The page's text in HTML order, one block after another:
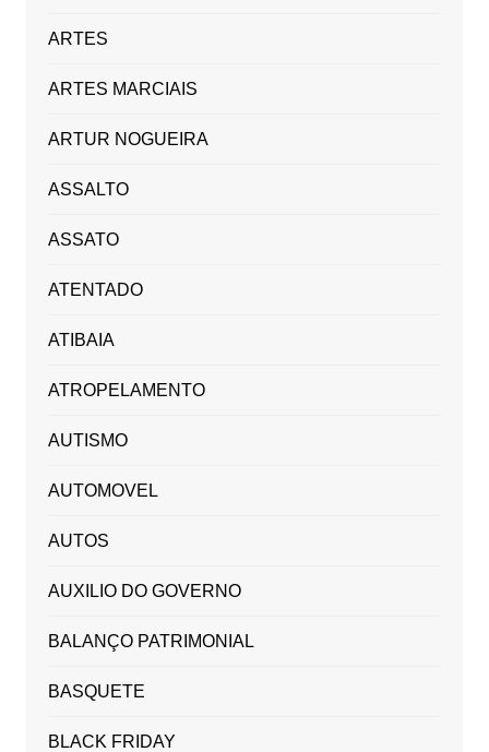
ARTES
ARTES MARCIAIS
ARTUR NOGUEIRA
ASSALTO
ASSATO
ATENTADO
ATIBAIA
ATROPELAMENTO
AUTISMO
AUTOMOVEL
AUTOS
AUXILIO DO GOVERNO
BALANÇO PATRIMONIAL
BASQUETE
BLACK FRIDAY